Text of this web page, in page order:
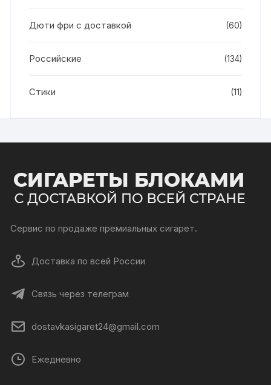
Дюти фри с доставкой (60)
Российские (134)
Стики (11)
Сервис по продаже премиальных сигарет.
Доставка по всей России
Связь через телеграм
dostavkasigaret24@gmail.com
Ежедневно